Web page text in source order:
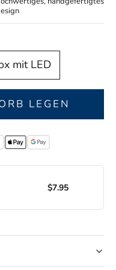
mit LED
LEGEN
$7.95